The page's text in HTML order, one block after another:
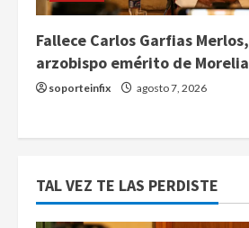
Fallece Carlos Garfias Merlos,
arzobispo emérito de Morelia
soporteinfix agosto 7, 2026
TAL VEZ TE LAS PERDISTE